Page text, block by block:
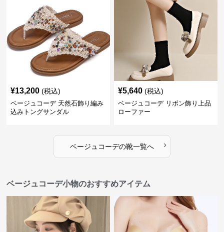
¥13,200 (税込)
ベージュコーデ 天然石飾り編み
込みトングサンダル
¥5,640 (税込)
ベージュコーデ リボン飾り上品
ローファー
ベージュコーデの靴一覧へ ›
ベージュコーデ小物のおすすめアイテム